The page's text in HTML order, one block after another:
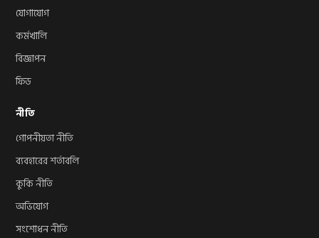
যোগাযোগ
কর্মখালি
বিজ্ঞাপন
ফিড
নীতি
গোপনীয়তা নীতি
ব্যবহারের শর্তাবলি
কুকি নীতি
অভিযোগ
সংশোধন নীতি